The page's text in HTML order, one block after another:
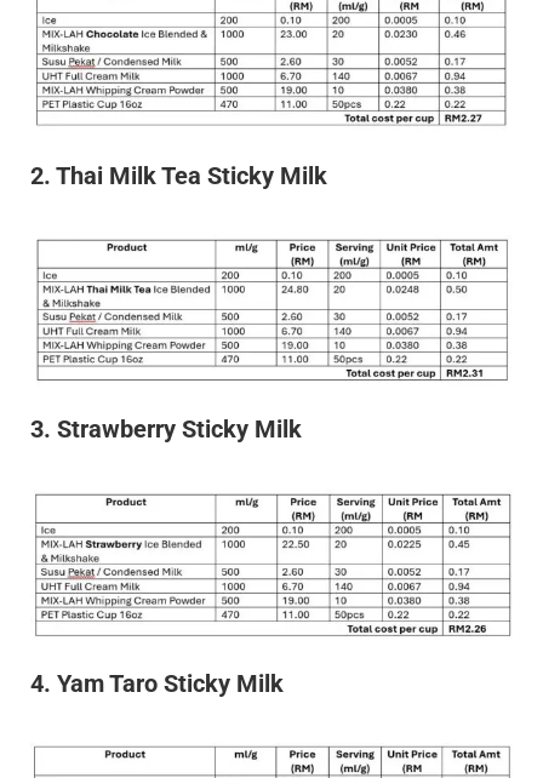
2. Thai Milk Tea Sticky Milk
3. Strawberry Sticky Milk
4. Yam Taro Sticky Milk